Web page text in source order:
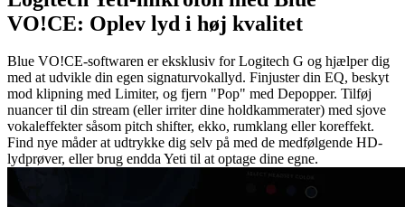
VO!CE: Oplev lyd i høj kvalitet
Blue VO!CE-softwaren er eksklusiv for Logitech G og hjælper dig
med at udvikle din egen signaturvokallyd. Finjuster din EQ, beskyt
mod klipning med Limiter, og fjern "Pop" med Depopper. Tilføj
nuancer til din stream (eller irriter dine holdkammerater) med sjove
vokaleffekter såsom pitch shifter, ekko, rumklang eller koreffekt.
Find nye måder at udtrykke dig selv på med de medfølgende HD-
lydprøver, eller brug endda Yeti til at optage dine egne.